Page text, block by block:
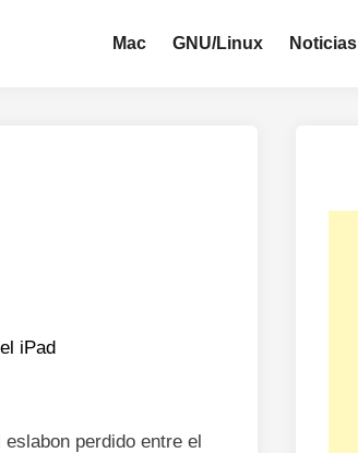
Mac GNU/Linux Noticias
iPad
perdido entre el